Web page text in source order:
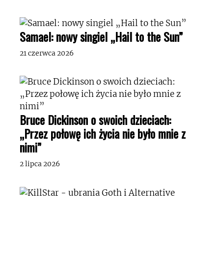
Samael: nowy singiel „Hail to the Sun”
21 czerwca 2026
Bruce Dickinson o swoich dzieciach:
„Przez połowę ich życia nie było mnie z
nimi”
2 lipca 2026